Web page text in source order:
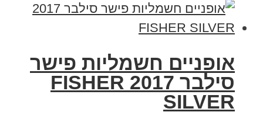
אופניים חשמליות פישר
סילבר 2017 FISHER
SILVER